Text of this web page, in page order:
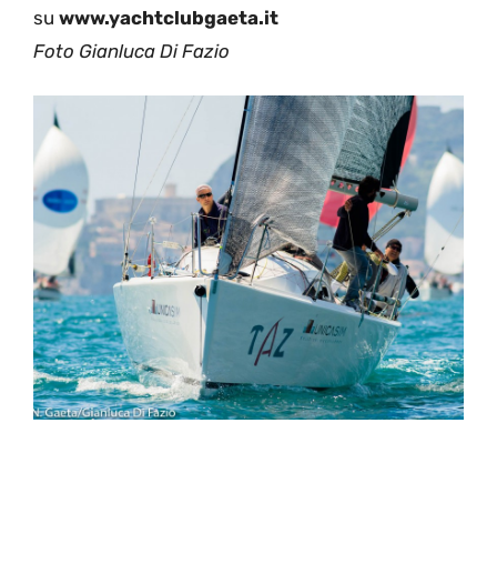
su www.yachtclubgaeta.it
Foto Gianluca Di Fazio